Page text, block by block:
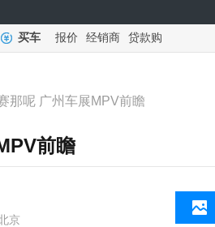
买车 报价 经销商 贷款购
那呢 广州车展MPV前瞻
前瞻
京